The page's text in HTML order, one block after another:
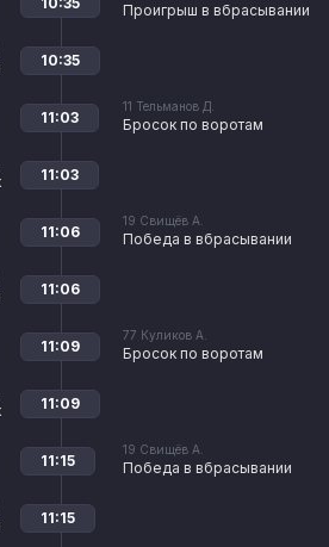
Проигрыш в вбрасывании
10:35
11 Тельманов Д.
Бросок по воротам
11:03
11:03
19 Свищёв А.
Победа в вбрасывании
11:06
11:06
77 Куликов А.
Бросок по воротам
11:09
11:09
19 Свищёв А.
Победа в вбрасывании
11:15
11:15